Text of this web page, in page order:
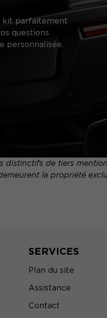
kit parfaitement
questions
personnalisée.
distinctifs de tiers
la propriété
SERVICES
Plan du site
Assistance
Contact